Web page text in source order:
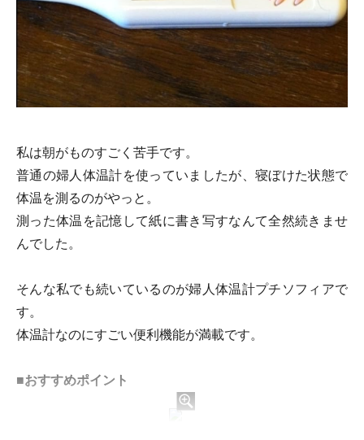
私は朝がものすごく苦手です。
普通の婦人体温計を使っていましたが、寝ぼけた状態で
体温を測るのがやっと。
測った体温を記憶して紙に書き写すなんて全然続きませ
んでした。
そんな私でも続いているのが婦人体温計プチソフィアで
す。
体温計なのにすごい便利機能が満載です。
■おすすめポイント